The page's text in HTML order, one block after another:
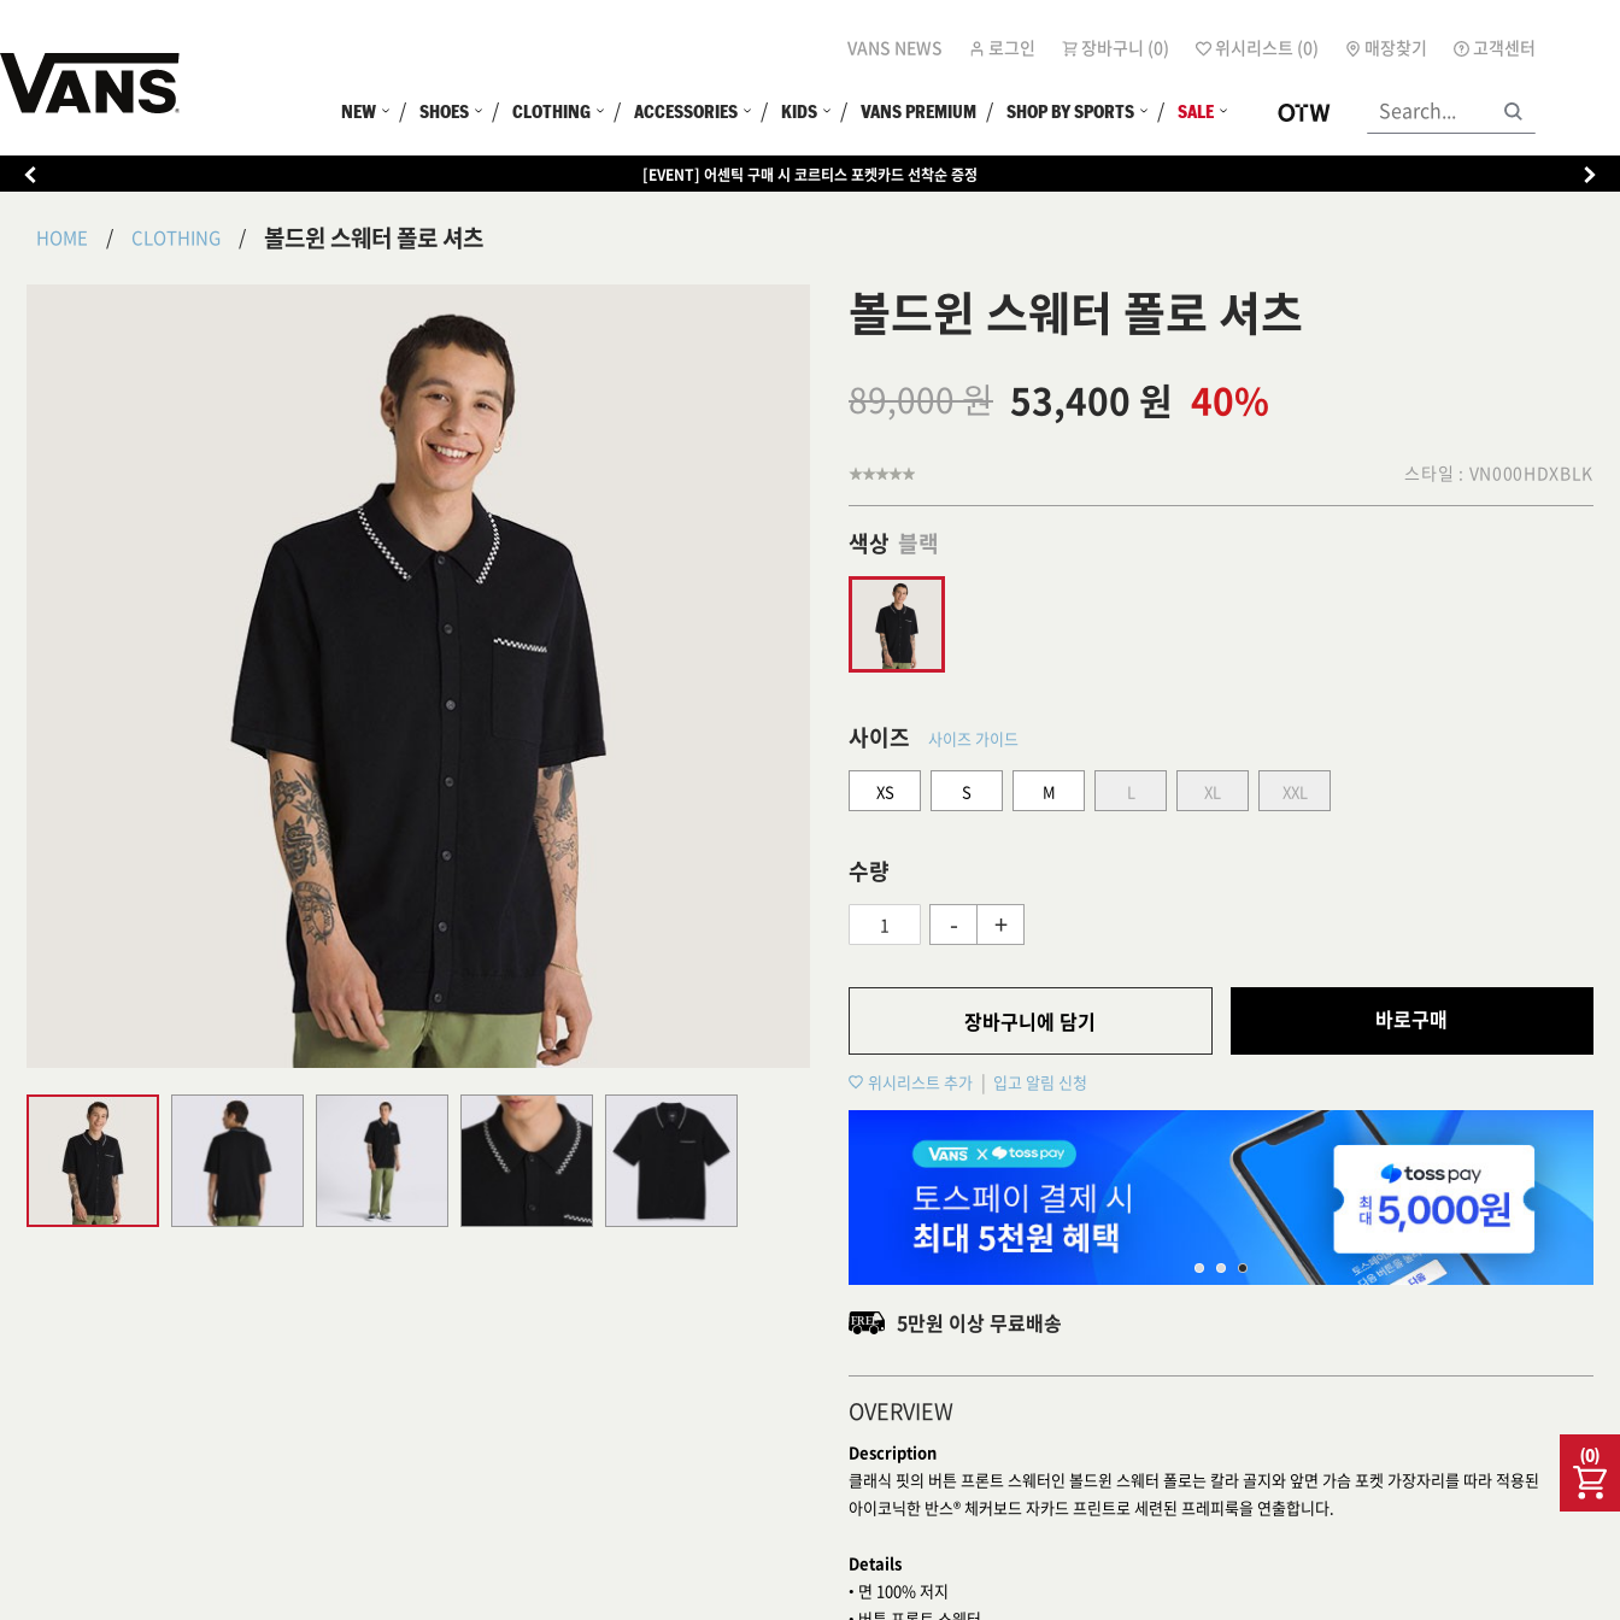
VANS NEWS 로그인 장바구니 (0) 위시리스트 (0) 매장찾기 고객센터
NEW SHOES CLOTHING ACCESSORIES KIDS VANS PREMIUM SHOP BY SPORTS SALE
(0)
[EVENT] 어센틱 구매 시 코르티스 포켓카드 선착순 증정
[EVENT] 15만원 이상 구매 시 쿨러백 증정
HOME CLOTHING 볼드윈 스웨터 폴로 셔츠
볼드윈 스웨터 폴로 셔츠
89,000 원 53,400 원 40%
스타일 : VN000HDXBLK
색상 블랙
사이즈 사이즈 가이드
XS S M L XL XXL
수량
- +
장바구니에 담기 바로구매
위시리스트 추가 입고 알림 신청
5만원 이상 무료배송
OVERVIEW
Description
클래식 핏의 버튼 프론트 스웨터인 볼드윈 스웨터 폴로는 칼라 골지와 앞면 가슴 포켓 가장자리를 따라 적용된
아이코닉한 반스® 체커보드 자카드 프린트로 세련된 프레피룩을 연출합니다.
Details
• 면 100% 저지